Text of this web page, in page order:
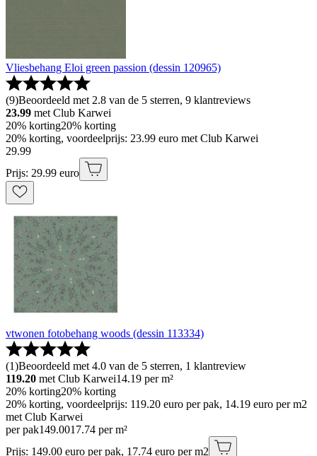
Vliesbehang Eloi green passion (dessin 120965)
(9)Beoordeeld met 2.8 van de 5 sterren, 9 klantreviews
23.99 met Club Karwei
20% korting20% korting
20% korting, voordeelprijs: 23.99 euro met Club Karwei
29.99
Prijs: 29.99 euro
vtwonen fotobehang woods (dessin 113334)
(1)Beoordeeld met 4.0 van de 5 sterren, 1 klantreview
119.20 met Club Karwei14.19 per m²
20% korting20% korting
20% korting, voordeelprijs: 119.20 euro per pak, 14.19 euro per m2
met Club Karwei
per pak149.0017.74 per m²
Prijs: 149.00 euro per pak, 17.74 euro per m2